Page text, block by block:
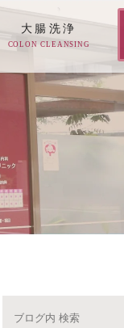
へ
大腸洗浄
COLON CLEANSING